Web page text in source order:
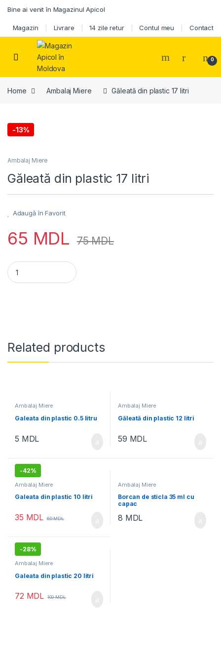
Skip to navigation
Skip to content
Bine ai venit în Magazinul Apicol
Magazin Livrare 14 zile retur Contul meu Contact
0
Home Ambalaj Miere Găleată din plastic 17 litri
-13%
Ambalaj Miere
Găleată din plastic 17 litri
Adaugă în Favorit
65 MDL 75MDL
Găleată din plastic 17 litri quantity
Related products
Ambalaj Miere
Galeata din plastic 0.5 litru
5 MDL
Ambalaj Miere
Găleată din plastic 12 litri
59 MDL
-42%
Ambalaj Miere
Galeata din plastic 10 litri
35 MDL 60MDL
Ambalaj Miere
Borcan de sticla 35 ml cu
capac
8 MDL
-28%
Ambalaj Miere
Galeata din plastic 20 litri
72 MDL 100MDL